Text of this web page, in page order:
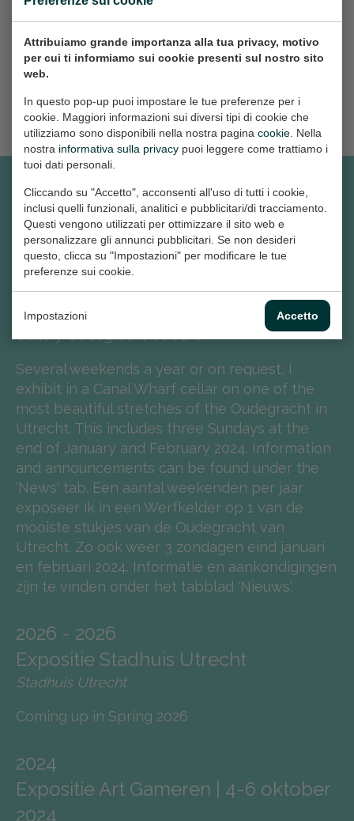
Attribuiamo grande importanza alla tua privacy, motivo
per cui ti informiamo sui cookie presenti sul nostro sito
web.
In questo pop-up puoi impostare le tue preferenze per i
cookie. Maggiori informazioni sui diversi tipi di cookie che
utilizziamo sono disponibili nella nostra pagina cookie . Nella
nostra informativa sulla privacy puoi leggere come trattiamo i
tuoi dati personali.
Cliccando su "Accetto", acconsenti all'uso di tutti i cookie,
inclusi quelli funzionali, analitici e pubblicitari/di tracciamento.
Questi vengono utilizzati per ottimizzare il sito web e
personalizzare gli annunci pubblicitari. Se non desideri
questo, clicca su "Impostazioni" per modificare le tue
preferenze sui cookie.
Impostazioni Accetto
ESPERIENZA
2023 - ad oggi
Exposition Gallery Oudegracht
Utrecht
Several weekends a year or on request, I
exhibit in a Canal Wharf cellar on one of the
most beautiful stretches of the Oudegracht in
Utrecht. This includes three Sundays at the
end of January and February 2024. Information
and announcements can be found under the
'News' tab. Een aantal weekenden per jaar
exposeer ik in een Werfkelder op 1 van de
mooiste stukjes van de Oudegracht van
Utrecht. Zo ook weer 3 zondagen eind januari
en februari 2024. Informatie en aankondigingen
zijn te vinden onder het tabblad 'Nieuws'.
2026 - 2026
Expositie Stadhuis Utrecht
Stadhuis Utrecht
Coming up in Spring 2026
2024
Expositie Art Gameren | 4-6 oktober
2024